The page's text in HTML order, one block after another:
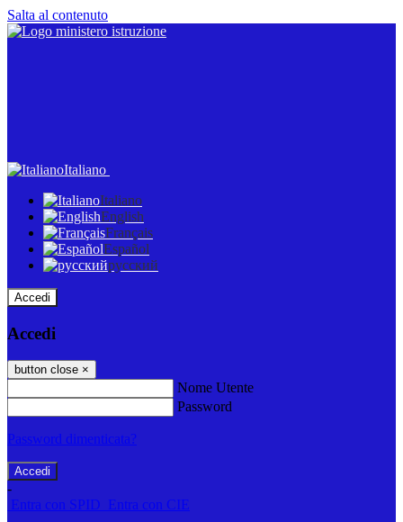
Salta al contenuto
Italiano
Italiano
English
Français
Español
русский
Accedi
Accedi
button close ×
Nome Utente
Password
Password dimenticata?
-
Entra con SPID
Entra con CIE